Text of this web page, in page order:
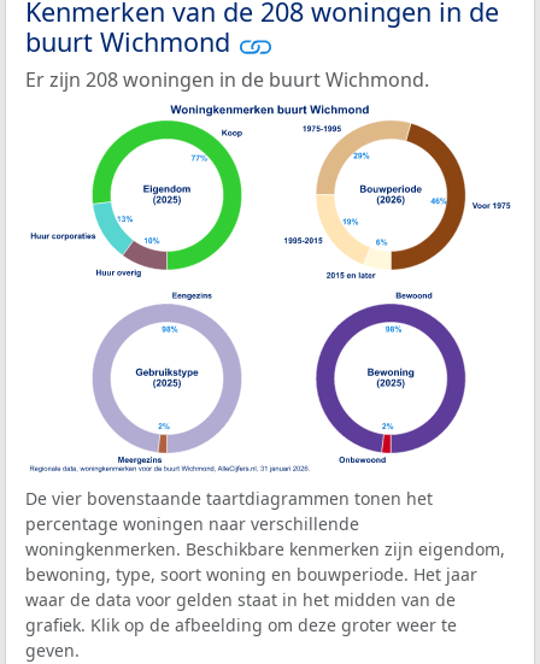
Kenmerken van de 208 woningen in de
buurt Wichmond
Er zijn 208 woningen in de buurt Wichmond.
De vier bovenstaande taartdiagrammen tonen het
percentage woningen naar verschillende
woningkenmerken. Beschikbare kenmerken zijn eigendom,
bewoning, type, soort woning en bouwperiode. Het jaar
waar de data voor gelden staat in het midden van de
grafiek. Klik op de afbeelding om deze groter weer te
geven.